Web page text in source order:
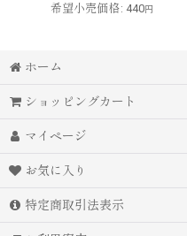
希望小売価格: 440円
ホーム
ショッピングカート
マイページ
お気に入り
特定商取引法表示